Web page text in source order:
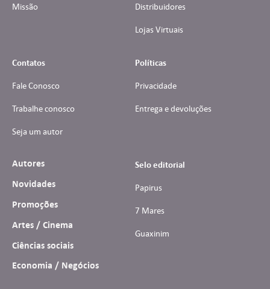
Missão Distribuidores
Lojas Virtuais
Contatos
Fale Conosco
Trabalhe conosco
Seja um autor
Políticas
Privacidade
Entrega e devoluções
Autores
Novidades
Promoções
Artes / Cinema
Ciências sociais
Economia / Negócios
Selo editorial
Papirus
7 Mares
Guaxinim